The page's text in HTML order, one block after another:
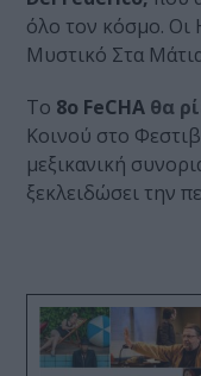
όλο τον κόσμο. Οι
Μυστικό Στα
Το 8ο FeCHA θα
Κοινού στο
μεξικανική
ξεκλειδώσει την